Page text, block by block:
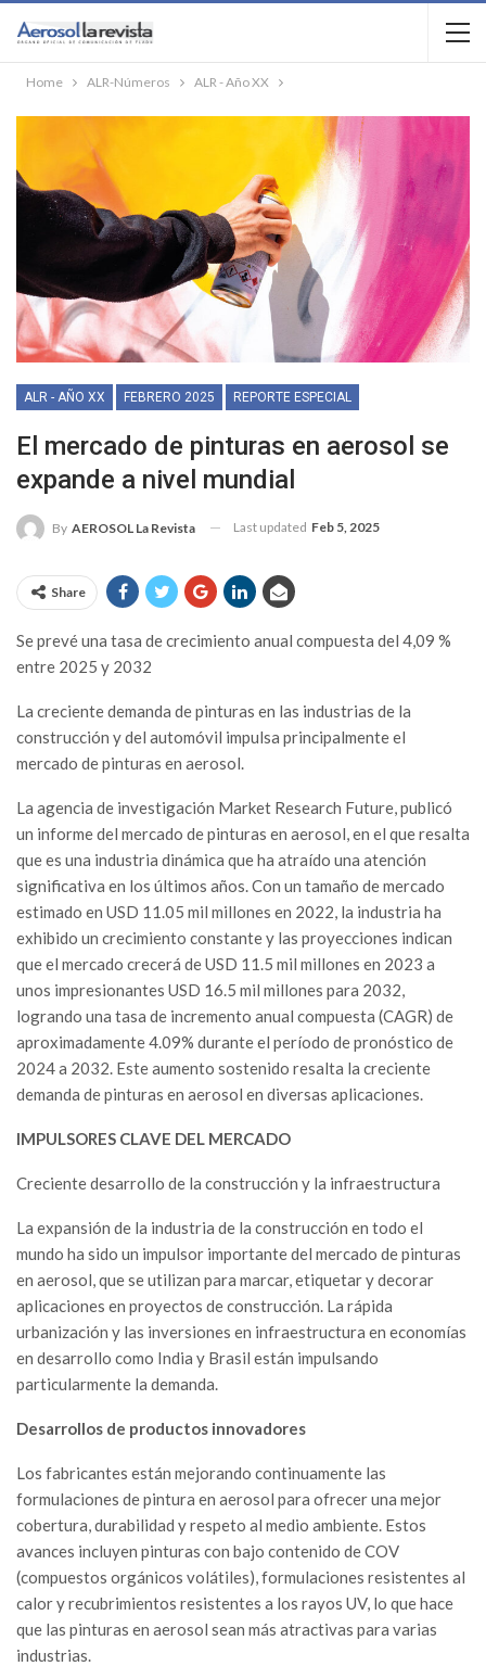
Home ALR-Números ALR - Año XX
ALR - AÑO XX FEBRERO 2025 REPORTE ESPECIAL
El mercado de pinturas en aerosol se
expande a nivel mundial
By AEROSOL La Revista Last updated Feb 5, 2025
Share
Se prevé una tasa de crecimiento anual compuesta del 4,09 %
entre 2025 y 2032
La creciente demanda de pinturas en las industrias de la
construcción y del automóvil impulsa principalmente el
mercado de pinturas en aerosol.
La agencia de investigación Market Research Future, publicó
un informe del mercado de pinturas en aerosol, en el que resalta
que es una industria dinámica que ha atraído una atención
significativa en los últimos años. Con un tamaño de mercado
estimado en USD 11.05 mil millones en 2022, la industria ha
exhibido un crecimiento constante y las proyecciones indican
que el mercado crecerá de USD 11.5 mil millones en 2023 a
unos impresionantes USD 16.5 mil millones para 2032,
logrando una tasa de incremento anual compuesta (CAGR) de
aproximadamente 4.09% durante el período de pronóstico de
2024 a 2032. Este aumento sostenido resalta la creciente
demanda de pinturas en aerosol en diversas aplicaciones.
IMPULSORES CLAVE DEL MERCADO
Creciente desarrollo de la construcción y la infraestructura
La expansión de la industria de la construcción en todo el
mundo ha sido un impulsor importante del mercado de pinturas
en aerosol, que se utilizan para marcar, etiquetar y decorar
aplicaciones en proyectos de construcción. La rápida
urbanización y las inversiones en infraestructura en economías
en desarrollo como India y Brasil están impulsando
particularmente la demanda.
Desarrollos de productos innovadores
Los fabricantes están mejorando continuamente las
formulaciones de pintura en aerosol para ofrecer una mejor
cobertura, durabilidad y respeto al medio ambiente. Estos
avances incluyen pinturas con bajo contenido de COV
(compuestos orgánicos volátiles), formulaciones resistentes al
calor y recubrimientos resistentes a los rayos UV, lo que hace
que las pinturas en aerosol sean más atractivas para varias
industrias.